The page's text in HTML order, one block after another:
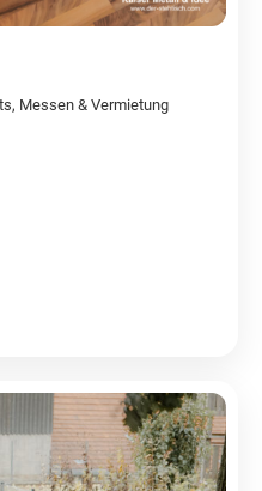
Messen & Vermietung